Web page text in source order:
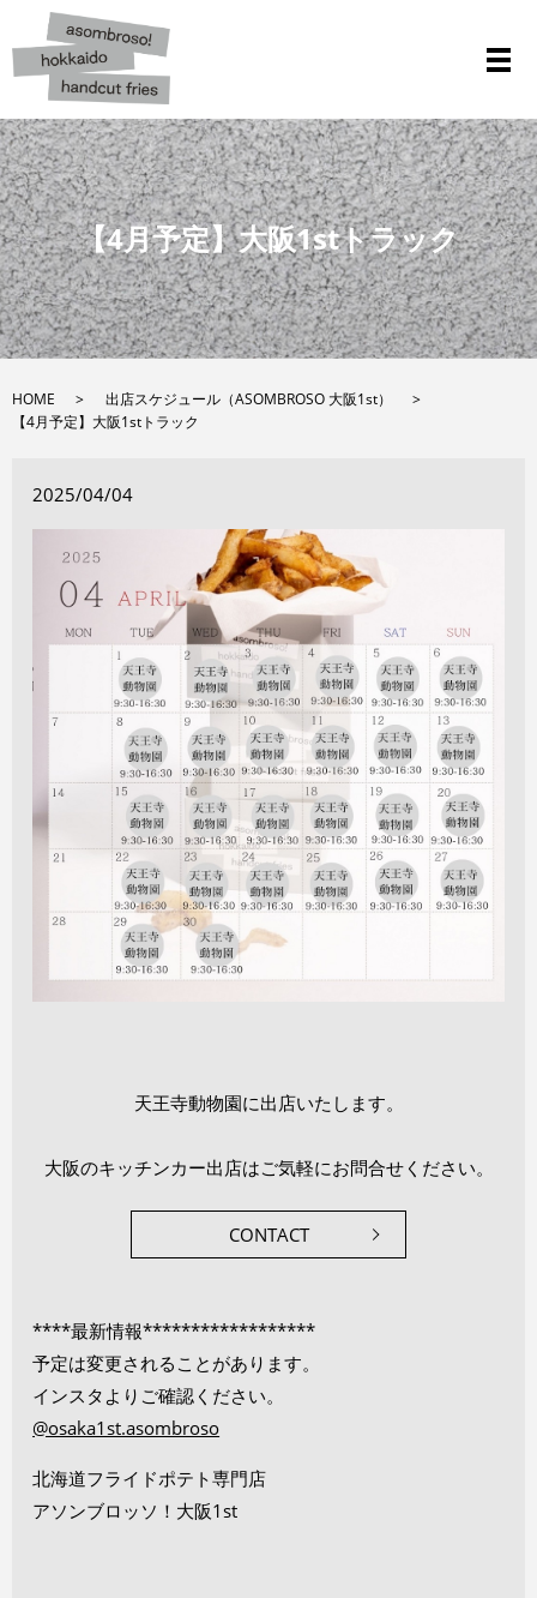
メ
【4月予定】大阪1stトラック
HOME
出店スケジュール（ASOMBROSO 大阪1st）
【4月予定】大阪1stトラック
2025/04/04
天王寺動物園に出店いたします。
大阪のキッチンカー出店はご気軽にお問合せください。
CONTACT
****最新情報******************
予定は変更されることがあります。
インスタよりご確認ください。
@osaka1st.asombroso
北海道フライドポテト専門店
アソンブロッソ！大阪1st